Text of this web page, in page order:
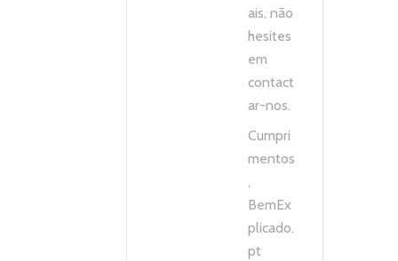
ais, não
hesites
em
contact
ar-nos.
Cumpri
mentos
,
BemEx
plicado.
pt